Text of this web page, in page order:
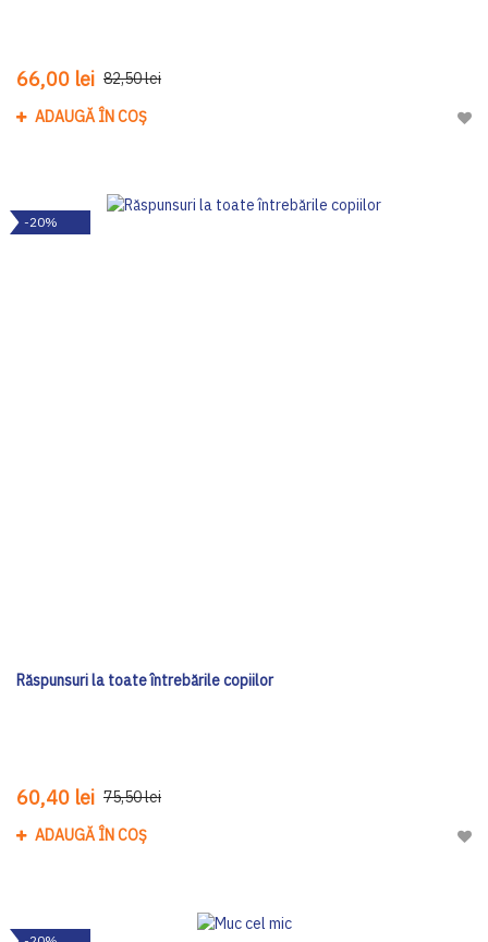
66,00 lei 82,50 lei
ADAUGĂ ÎN COȘ
-20%
Răspunsuri la toate întrebările copiilor
60,40 lei 75,50 lei
ADAUGĂ ÎN COȘ